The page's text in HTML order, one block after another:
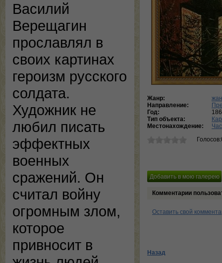
Василий
Верещагин
прославлял в
своих картинах
героизм русского
солдата.
Художник не
любил писать
эффектных
военных
сражений. Он
считал войну
огромным злом,
которое
привносит в
Жанр:
Направление:
Год:
Тип объекта:
Местонахождение:
Комментарии
Оставить свой
Назад